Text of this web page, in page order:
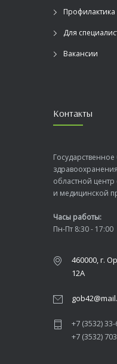
Профилактика
Для
Вакансии
Контакты
областной
и медицинской
Часы работы:
Пн-Пт 8:30 - 17:00
460000, г.
12А
+7 (3532)
+7 (3532)